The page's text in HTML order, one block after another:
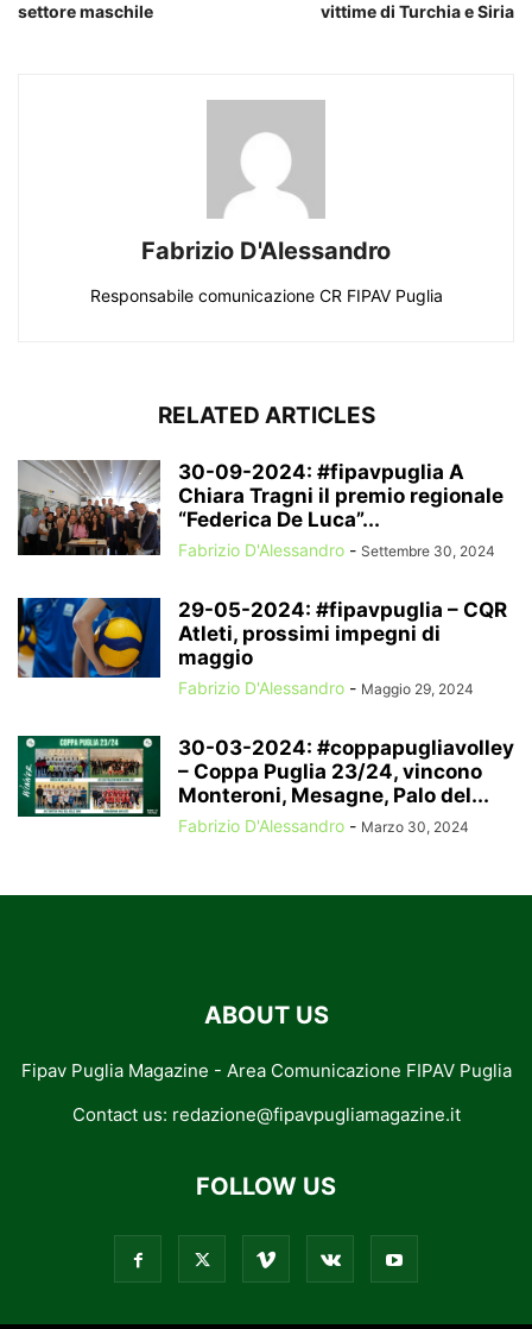
settore maschile
vittime di Turchia e Siria
Fabrizio D'Alessandro
Responsabile comunicazione CR FIPAV Puglia
RELATED ARTICLES
30-09-2024: #fipavpuglia A
Chiara Tragni il premio regionale
“Federica De Luca”...
Fabrizio D'Alessandro - Settembre 30, 2024
29-05-2024: #fipavpuglia – CQR
Atleti, prossimi impegni di
maggio
Fabrizio D'Alessandro - Maggio 29, 2024
30-03-2024: #coppapugliavolley
– Coppa Puglia 23/24, vincono
Monteroni, Mesagne, Palo del...
Fabrizio D'Alessandro - Marzo 30, 2024
ABOUT US
Fipav Puglia Magazine - Area Comunicazione FIPAV Puglia
Contact us: redazione@fipavpugliamagazine.it
FOLLOW US